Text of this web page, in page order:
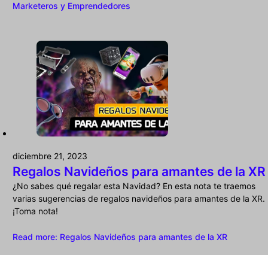
Marketeros y Emprendedores
diciembre 21, 2023
Regalos Navideños para amantes de la XR
¿No sabes qué regalar esta Navidad? En esta nota te traemos
varias sugerencias de regalos navideños para amantes de la XR.
¡Toma nota!
Read more: Regalos Navideños para amantes de la XR